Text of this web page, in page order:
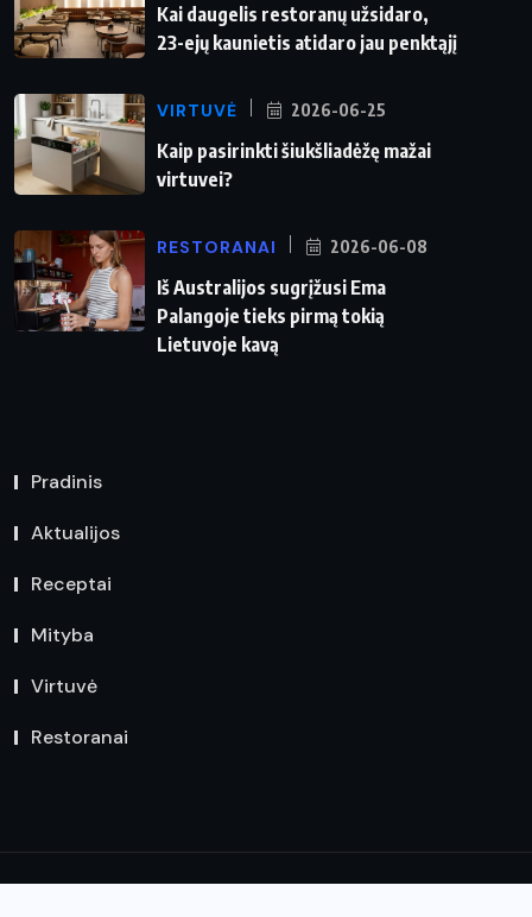
Kai daugelis restoranų užsidaro,
23-ejų kaunietis atidaro jau penktąjį
VIRTUVĖ 2026-06-25
Kaip pasirinkti šiukšliadėžę mažai
virtuvei?
RESTORANAI 2026-06-08
Iš Australijos sugrįžusi Ema
Palangoje tieks pirmą tokią
Lietuvoje kavą
Pradinis
Aktualijos
Receptai
Mityba
Virtuvė
Restoranai